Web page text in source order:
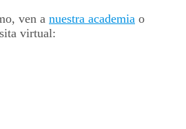
ven a nuestra academia o
virtual: